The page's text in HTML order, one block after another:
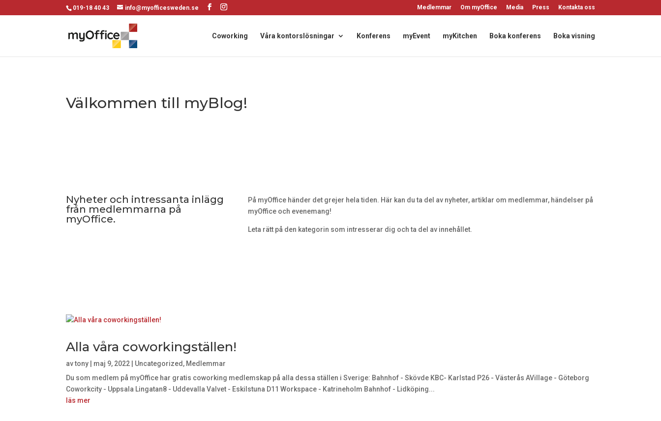
019-18 40 43 info@myofficesweden.se Medlemmar Om myOffice Media Press Kontakta oss
Coworking Våra kontorslösningar Konferens myEvent myKitchen Boka konferens Boka visning
Välkommen till myBlog!
Nyheter och intressanta inlägg
från medlemmarna på
myOffice.
På myOffice händer det grejer hela tiden. Här kan du ta del av nyheter, artiklar om medlemmar, händelser på
myOffice och evenemang!
Leta rätt på den kategorin som intresserar dig och ta del av innehållet.
Alla våra coworkingställen!
avtony maj 9, 2022 Uncategorized , Medlemmar
Du som medlem på myOffice har gratis coworking medlemskap på alla dessa ställen i Sverige: Bahnhof - Skövde KBC- Karlstad P26 - Västerås AVillage - Göteborg
Coworkcity - Uppsala Lingatan8 - Uddevalla Valvet - Eskilstuna D11 Workspace - Katrineholm Bahnhof - Lidköping...
läs mer